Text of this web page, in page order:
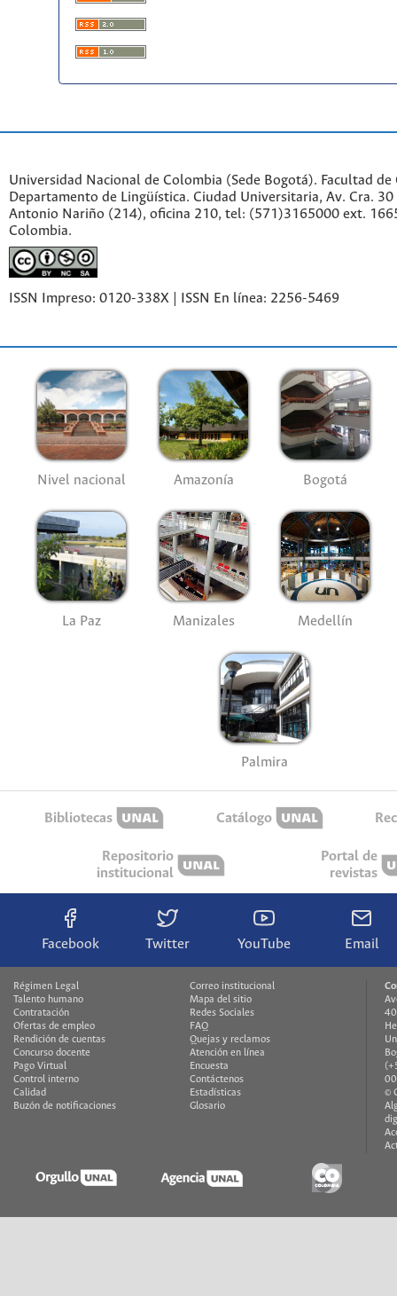
Universidad Nacional de Colombia (Sede Bogotá). Facultad de
Departamento de Lingüística. Ciudad Universitaria, Av. Cra.
Antonio Nariño (214), oficina 210, tel: (571)3165000 ext.
Colombia.
ISSN Impreso: 0120-338X | ISSN En línea: 2256-5469
Nivel nacional Amazonía Bogotá
La Paz Manizales Medellín
Palmira
Bibliotecas Catálogo
Repositorio
institucional
Portal de
revistas
Facebook Twitter YouTube Email
Régimen Legal
Talento humano
Contratación
Ofertas de empleo
Rendición de cuentas
Concurso docente
Pago Virtual
Control interno
Calidad
Buzón de notificaciones
Correo institucional
Mapa del sitio
Redes Sociales
FAQ
Quejas y reclamos
Atención en línea
Encuesta
Contáctenos
Estadísticas
Glosario
©